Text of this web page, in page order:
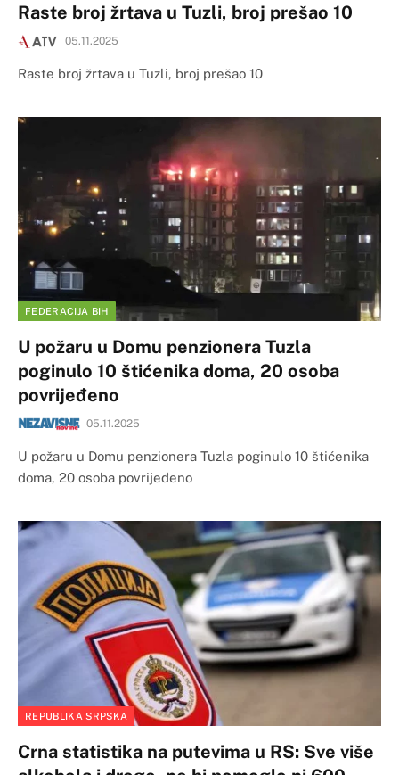
Raste broj žrtava u Tuzli, broj prešao 10
05.11.2025
Raste broj žrtava u Tuzli, broj prešao 10
FEDERACIJA BIH
U požaru u Domu penzionera Tuzla
poginulo 10 štićenika doma, 20 osoba
povrijeđeno
05.11.2025
U požaru u Domu penzionera Tuzla poginulo 10 štićenika
doma, 20 osoba povrijeđeno
REPUBLIKA SRPSKA
Crna statistika na putevima u RS: Sve više